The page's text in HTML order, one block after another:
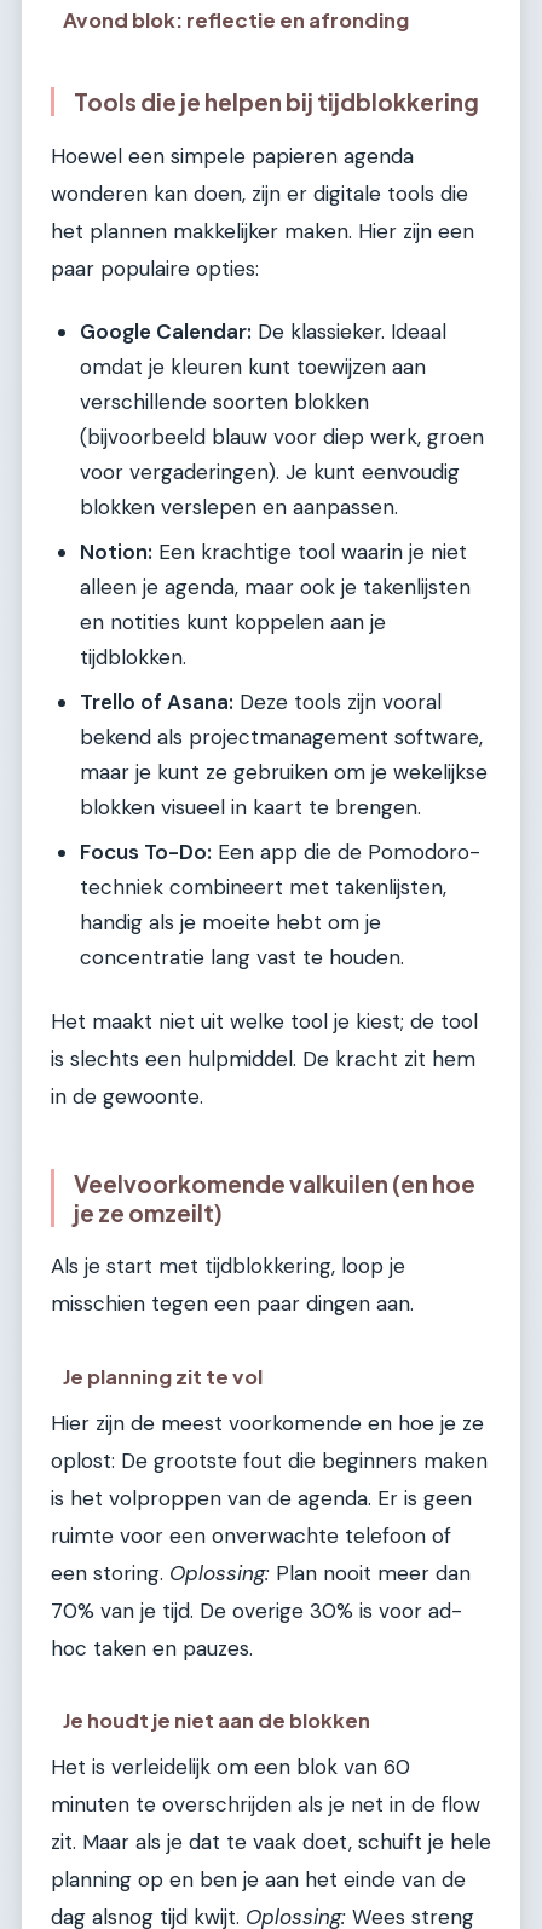
Avond blok: reflectie en afronding
Tools die je helpen bij tijdblokkering
Hoewel een simpele papieren agenda
wonderen kan doen, zijn er digitale tools die
het plannen makkelijker maken. Hier zijn een
paar populaire opties:
Google Calendar: De klassieker. Ideaal
omdat je kleuren kunt toewijzen aan
verschillende soorten blokken
(bijvoorbeeld blauw voor diep werk, groen
voor vergaderingen). Je kunt eenvoudig
blokken verslepen en aanpassen.
Notion: Een krachtige tool waarin je niet
alleen je agenda, maar ook je takenlijsten
en notities kunt koppelen aan je
tijdblokken.
Trello of Asana: Deze tools zijn vooral
bekend als projectmanagement software,
maar je kunt ze gebruiken om je wekelijkse
blokken visueel in kaart te brengen.
Focus To-Do: Een app die de Pomodoro-
techniek combineert met takenlijsten,
handig als je moeite hebt om je
concentratie lang vast te houden.
Het maakt niet uit welke tool je kiest; de tool
is slechts een hulpmiddel. De kracht zit hem
in de gewoonte.
Veelvoorkomende valkuilen (en hoe
je ze omzeilt)
Als je start met tijdblokkering, loop je
misschien tegen een paar dingen aan.
Je planning zit te vol
Hier zijn de meest voorkomende en hoe je ze
oplost: De grootste fout die beginners maken
is het volproppen van de agenda. Er is geen
ruimte voor een onverwachte telefoon of
een storing. Oplossing: Plan nooit meer dan
70% van je tijd. De overige 30% is voor ad-
hoc taken en pauzes.
Je houdt je niet aan de blokken
Het is verleidelijk om een blok van 60
minuten te overschrijden als je net in de flow
zit. Maar als je dat te vaak doet, schuift je hele
planning op en ben je aan het einde van de
dag alsnog tijd kwijt. Oplossing: Wees streng